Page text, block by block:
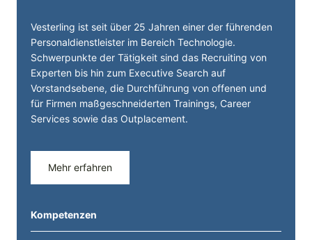
Vesterling ist seit über 25 Jahren einer der führenden
Personal­dienst­leister im Bereich Technologie.
Schwerpunkte der Tätigkeit sind das Recruiting von
Experten bis hin zum Executive Search auf
Vorstandsebene, die Durchführung von offenen und
für Firmen maßgeschneiderten Trainings, Career
Services sowie das Outplacement.
Mehr erfahren
Kompetenzen